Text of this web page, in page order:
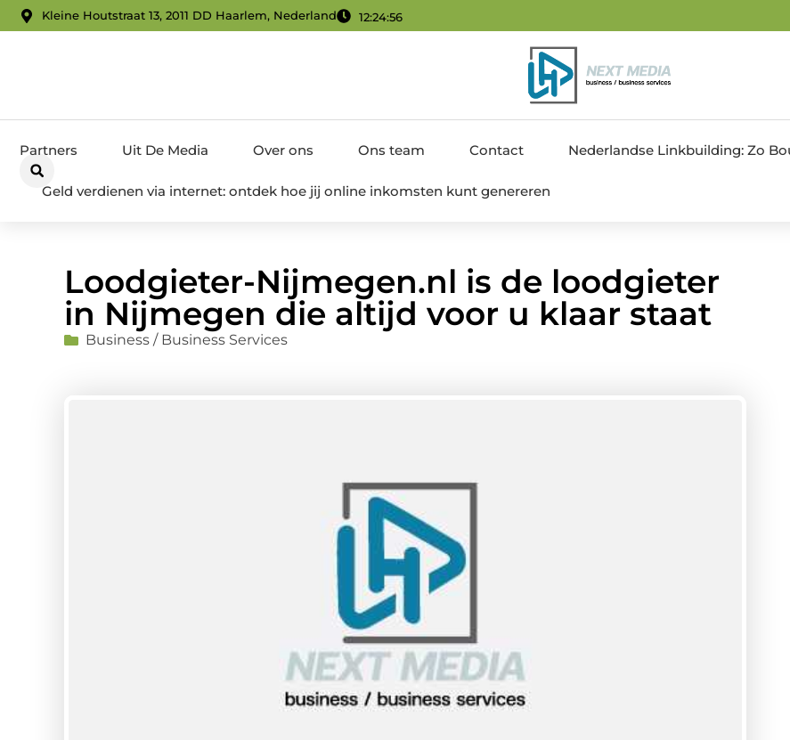
Kleine Houtstraat 13, 2011 DD Haarlem, Nederland 12:24:57
Partners Uit De Media Over ons Ons team Contact Nederlandse Linkbuilding: Zo
Geld verdienen via internet: ontdek hoe jij online inkomsten kunt genereren
Loodgieter-Nijmegen.nl is de loodgieter
in Nijmegen die altijd voor u klaar staat
Business / Business Services